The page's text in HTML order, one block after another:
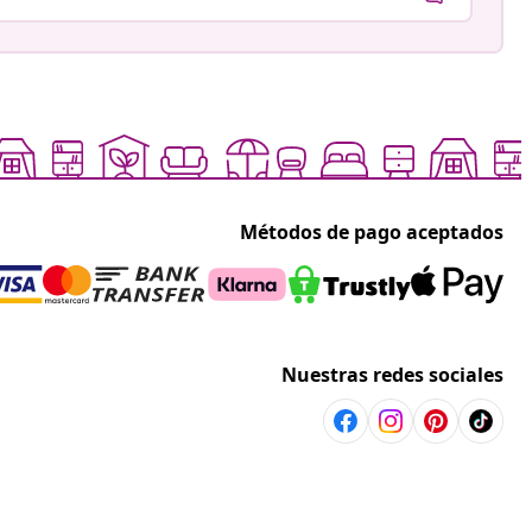
Métodos de pago aceptados
Nuestras redes sociales